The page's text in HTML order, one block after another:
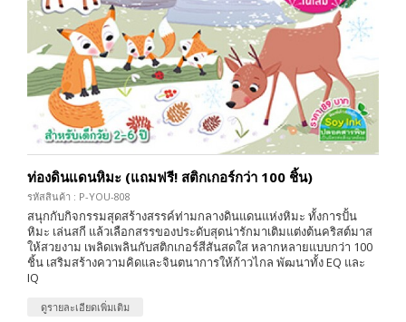
ท่องดินแดนหิมะ (แถมฟรี! สติกเกอร์กว่า 100 ชิ้น)
รหัสสินค้า : P-YOU-808
สนุกกับกิจกรรมสุดสร้างสรรค์ท่ามกลางดินแดนแห่งหิมะ ทั้งการปั้น
หิมะ เล่นสกี แล้วเลือกสรรของประดับสุดน่ารักมาเติมแต่งต้นคริสต์มาส
ให้สวยงาม เพลิดเพลินกับสติกเกอร์สีสันสดใส หลากหลายแบบกว่า 100
ชิ้น เสริมสร้างความคิดและจินตนาการให้ก้าวไกล พัฒนาทั้ง EQ และ
IQ
ดูรายละเอียดเพิ่มเติม